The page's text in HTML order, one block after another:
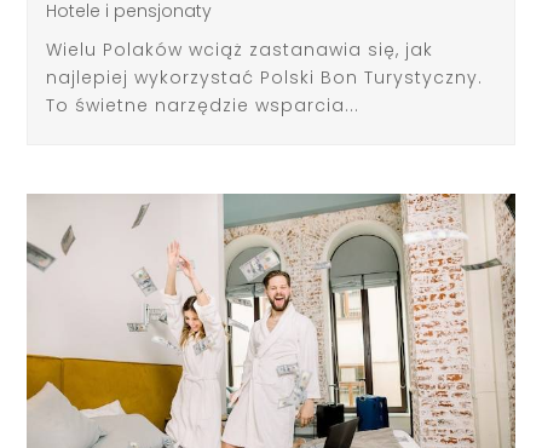
Hotele i pensjonaty
Wielu Polaków wciąż zastanawia się, jak
najlepiej wykorzystać Polski Bon Turystyczny.
To świetne narzędzie wsparcia...